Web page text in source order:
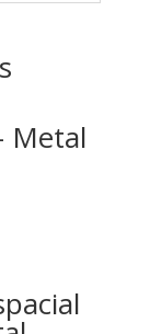
Metal